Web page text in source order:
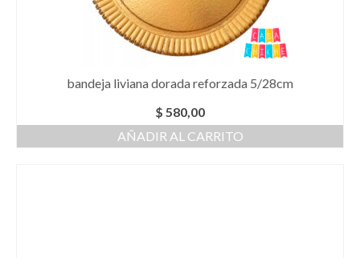
bandeja liviana dorada reforzada 5/28cm
$ 580,00
AÑADIR AL CARRITO